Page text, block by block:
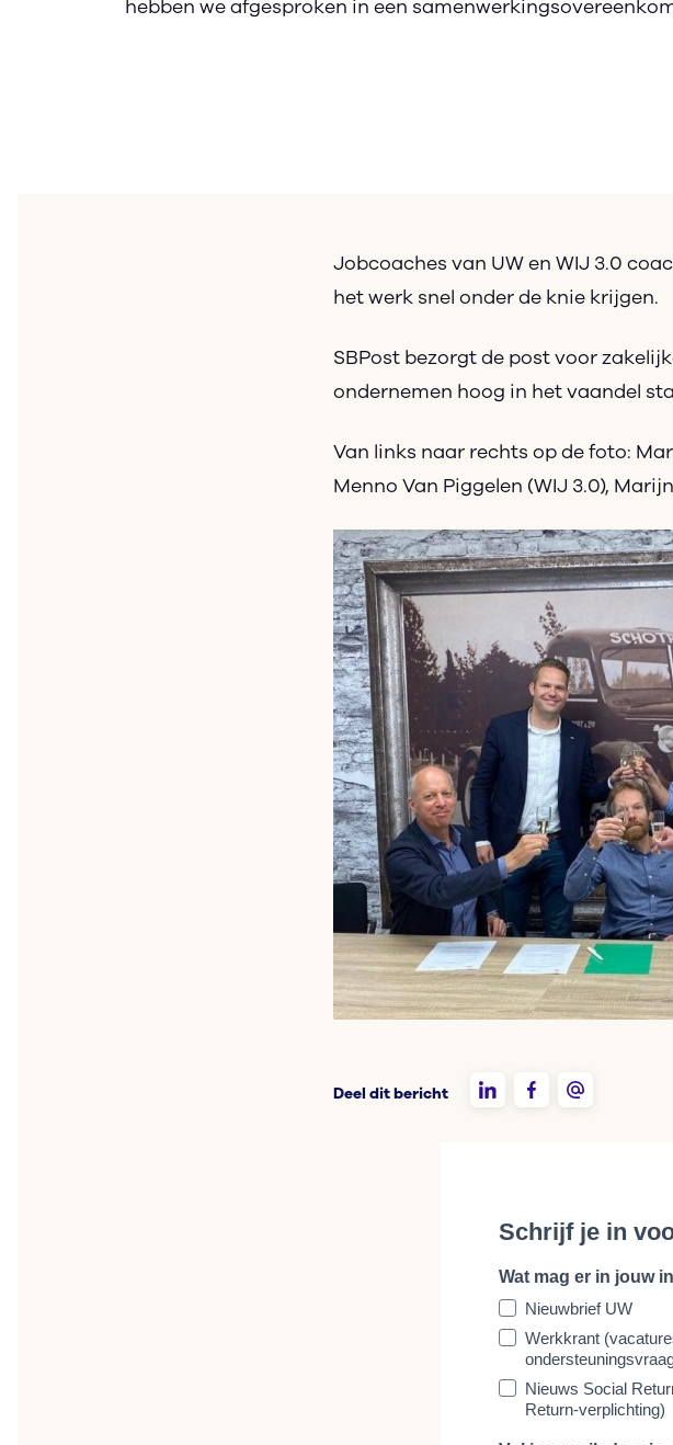
hebben we afgesproken in een
Jobcoaches van UW en WIJ 3.0
het werk snel onder de knie krijgen.
SBPost bezorgt de post voor
ondernemen hoog in het vaandel
Van links naar rechts op de foto:
Menno Van Piggelen (WIJ 3.0),
Deel dit bericht